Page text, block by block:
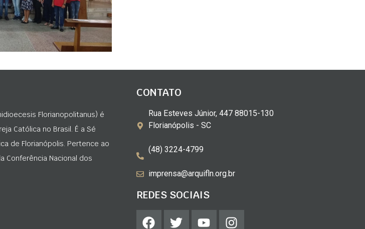
Florianopolitanus) é
Católica no Brasil. É a Sé
de Florianópolis. Pertence ao
Conferência Nacional dos
CONTATO
Rua Esteves Júnior, 447 88015-130
Florianópolis - SC
(48) 3224-4799
imprensa@arquifln.org.br
REDES SOCIAIS